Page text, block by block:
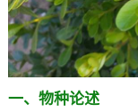
一、物种论述